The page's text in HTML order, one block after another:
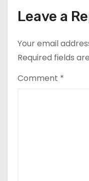
Leave a
Your email
Required fields
Comment *